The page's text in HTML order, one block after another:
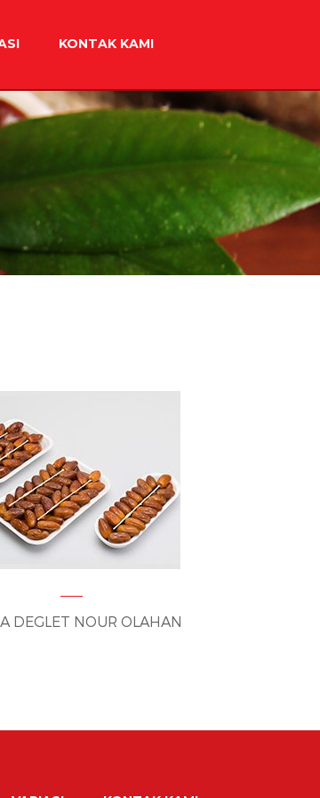
KONTAK KAMI
DEGLET NOUR OLAHAN